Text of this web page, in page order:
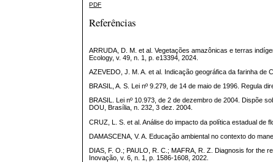
PDF
Referências
ARRUDA, D. M. et al. Vegetações amazônicas e terras
Ecology, v. 49, n. 1, p. e13394, 2024.
AZEVEDO, J. M. A. et al. Indicação geográfica da farinha
BRASIL, A. S. Lei nº 9.279, de 14 de maio de 1996. Regula
BRASIL. Lei nº 10.973, de 2 de dezembro de 2004. Dispõe
DOU, Brasília, n. 232, 3 dez. 2004.
CRUZ, L. S. et al. Análise do impacto da política estadual de
DAMASCENA, V. A. Educação ambiental no contexto do
DIAS, F. O.; PAULO, R. C.; MAFRA, R. Z. Diagnosis for the
Inovação, v. 6, n. 1, p. 1586-1608, 2022.